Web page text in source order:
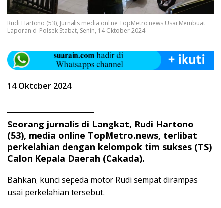
Rudi Hartono (53), Jurnalis media online TopMetro.news Usai Membuat
Laporan di Polsek Stabat, Senin, 14 Oktober 2024
14 Oktober 2024
Seorang jurnalis di Langkat, Rudi Hartono
(53), media online TopMetro.news, terlibat
perkelahian dengan kelompok tim sukses (TS)
Calon Kepala Daerah (Cakada).
Bahkan, kunci sepeda motor Rudi sempat dirampas
usai perkelahian tersebut.